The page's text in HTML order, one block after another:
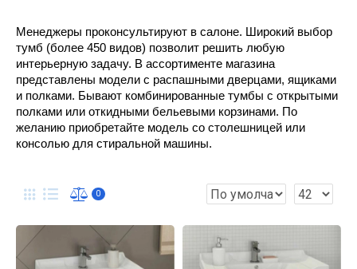
Менеджеры проконсультируют в салоне. Широкий выбор
тумб (более 450 видов) позволит решить любую
интерьерную задачу. В ассортименте магазина
представлены модели с распашными дверцами, ящиками
и полками. Бывают комбинированные тумбы с открытыми
полками или откидными бельевыми корзинами. По
желанию приобретайте модель со столешницей или
консолью для стиральной машины.
0